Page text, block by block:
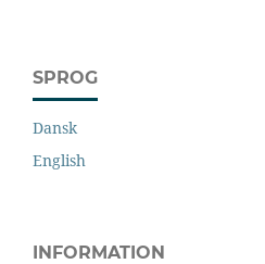
SPROG
Dansk
English
INFORMATION